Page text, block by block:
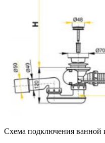
Схема подключения ванной